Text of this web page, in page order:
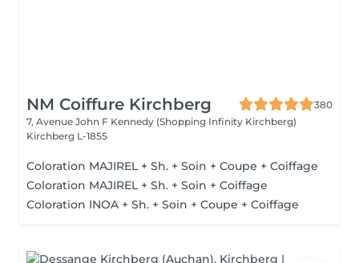
NM Coiffure Kirchberg
380
7, Avenue John F Kennedy (Shopping Infinity Kirchberg)
Kirchberg L-1855
Coloration MAJIREL + Sh. + Soin + Coupe + Coiffage
Coloration MAJIREL + Sh. + Soin + Coiffage
Coloration INOA + Sh. + Soin + Coupe + Coiffage